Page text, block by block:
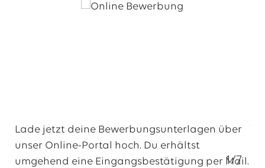
1/7
Lade jetzt deine Bewerbungsunterlagen über
unser Online-Portal hoch. Du erhältst
umgehend eine Eingangsbestätigung per Mail.